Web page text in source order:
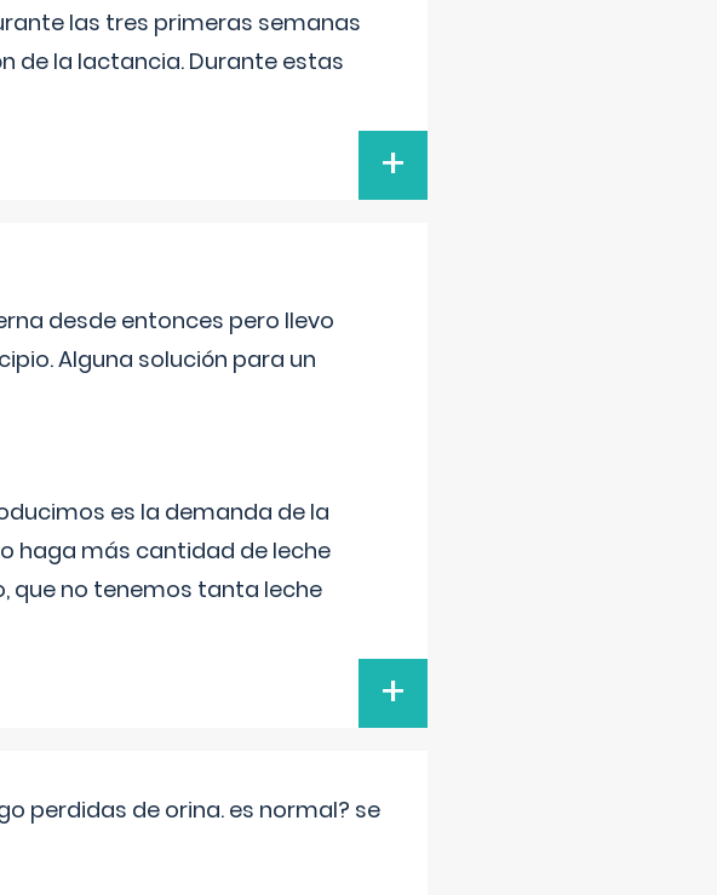
las tres primeras semanas
de la lactancia. Durante estas
+
desde entonces pero llevo
Alguna solución para un
es la demanda de la
haga más cantidad de leche
que no tenemos tanta leche
+
perdidas de orina. es normal? se